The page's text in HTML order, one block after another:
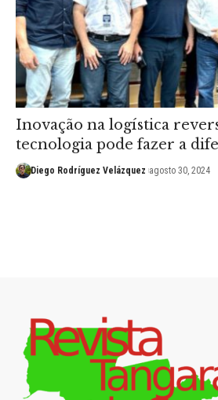
Inovação na logística
tecnologia pode fazer a
Diego Rodríguez Velázquez agosto 30, 2024